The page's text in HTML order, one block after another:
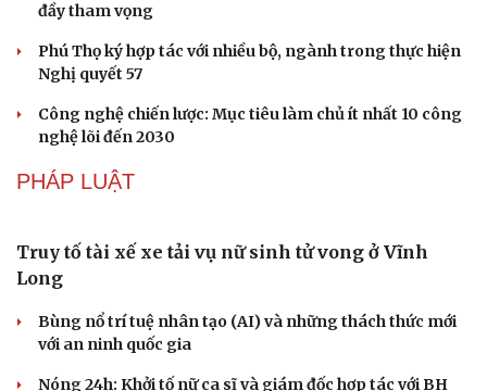
đầy tham vọng
Phú Thọ ký hợp tác với nhiều bộ, ngành trong thực hiện
Nghị quyết 57
Công nghệ chiến lược: Mục tiêu làm chủ ít nhất 10 công
nghệ lõi đến 2030
PHÁP LUẬT
Truy tố tài xế xe tải vụ nữ sinh tử vong ở Vĩnh
Long
Bùng nổ trí tuệ nhân tạo (AI) và những thách thức mới
với an ninh quốc gia
Nóng 24h: Khởi tố nữ ca sĩ và giám đốc hợp tác với BH